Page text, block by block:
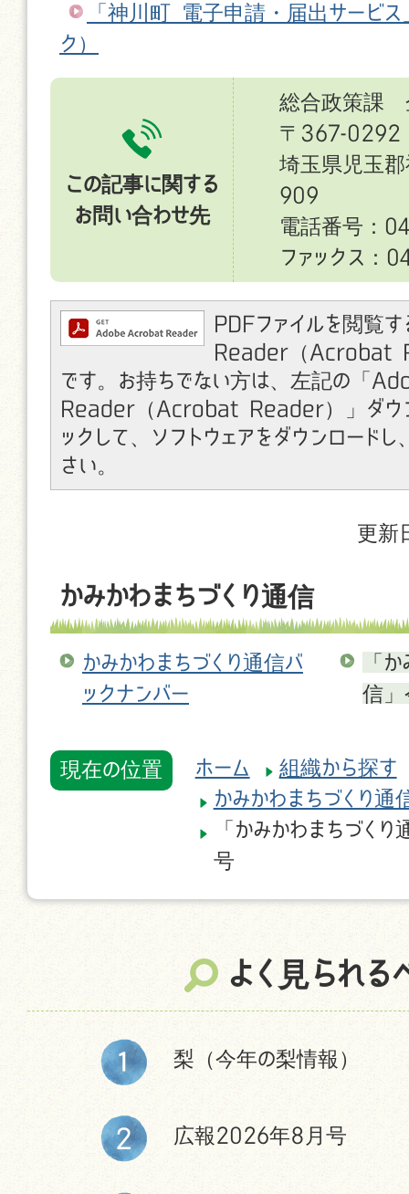
「神川町 電子申請・届出サービス
ク）
この記事に関する
お問い合わせ先
総合政策課
〒367-0292
埼玉県児玉
909
電話番号：
ファックス：
PDFファイルを閲覧
Reader（Acrobat
です。お持ちでない方は、左記の「
Reader（Acrobat Reader）」ダウン
ックして、ソフトウェアをダウンロードし
さい。
更新
かみかわまちづくり通信
かみかわまちづくり通信バ
ックナンバー
「
信
現在の位置 ホーム
組織から探す
かみかわまちづくり通
「かみかわまちづく
号
よく見られる
梨（今年の梨情報）
広報2026年8月号